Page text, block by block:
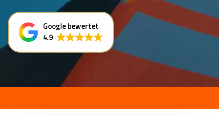
Google bewertet
4.9